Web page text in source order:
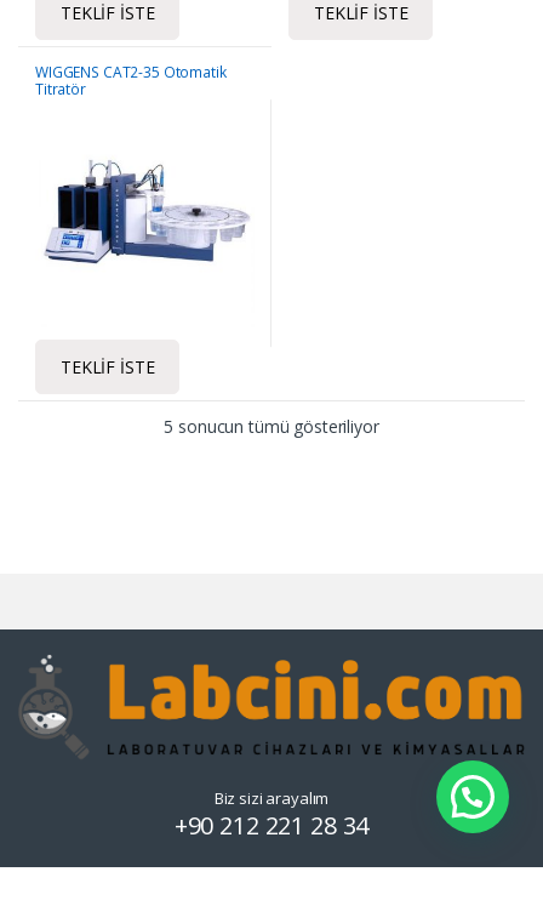
TEKLIF İSTE TEKLIF İSTE
WIGGENS CAT2-35 Otomatik
Titratör
TEKLIF İSTE
5 sonucun tümü gösteriliyor
Biz sizi arayalım
+90 212 221 28 34